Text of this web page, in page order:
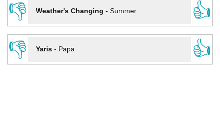
👎
Weather's Changing - Summer
👍
👎
Yaris- Papa 👍